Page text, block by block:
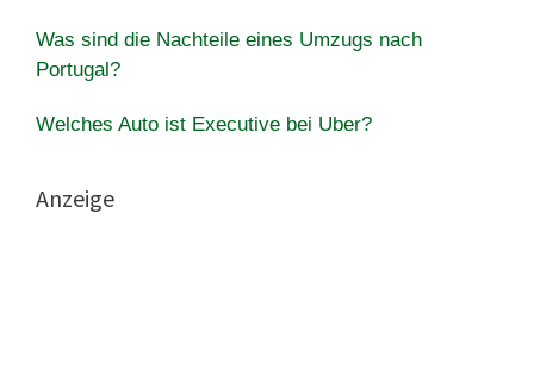
Was sind die Nachteile eines Umzugs nach
Portugal?
Welches Auto ist Executive bei Uber?
Anzeige